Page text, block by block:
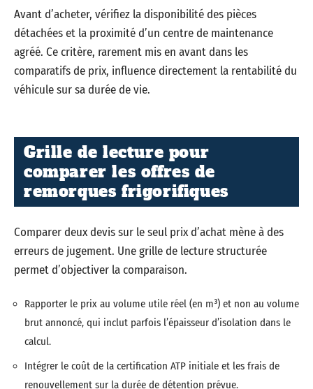
Avant d’acheter, vérifiez la disponibilité des pièces
détachées et la proximité d’un centre de maintenance
agréé. Ce critère, rarement mis en avant dans les
comparatifs de prix, influence directement la rentabilité du
véhicule sur sa durée de vie.
Grille de lecture pour
comparer les offres de
remorques frigorifiques
Comparer deux devis sur le seul prix d’achat mène à des
erreurs de jugement. Une grille de lecture structurée
permet d’objectiver la comparaison.
Rapporter le prix au volume utile réel (en m³) et non au volume
brut annoncé, qui inclut parfois l’épaisseur d’isolation dans le
calcul.
Intégrer le coût de la certification ATP initiale et les frais de
renouvellement sur la durée de détention prévue.